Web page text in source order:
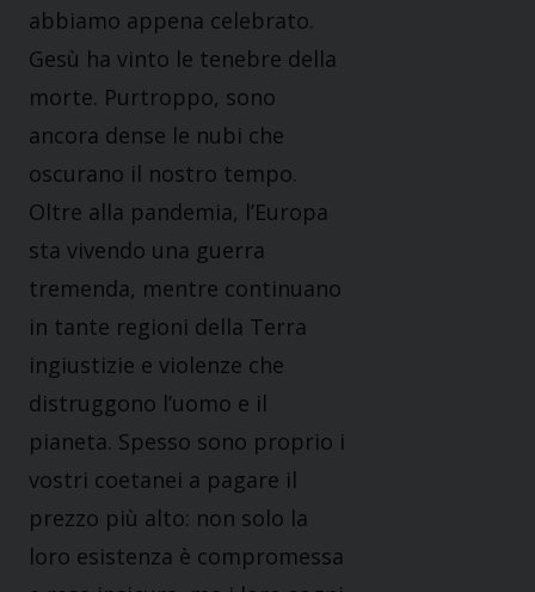
abbiamo appena celebrato.
Gesù ha vinto le tenebre della
morte. Purtroppo, sono
ancora dense le nubi che
oscurano il nostro tempo.
Oltre alla pandemia, l’Europa
sta vivendo una guerra
tremenda, mentre continuano
in tante regioni della Terra
ingiustizie e violenze che
distruggono l’uomo e il
pianeta. Spesso sono proprio i
vostri coetanei a pagare il
prezzo più alto: non solo la
loro esistenza è compromessa